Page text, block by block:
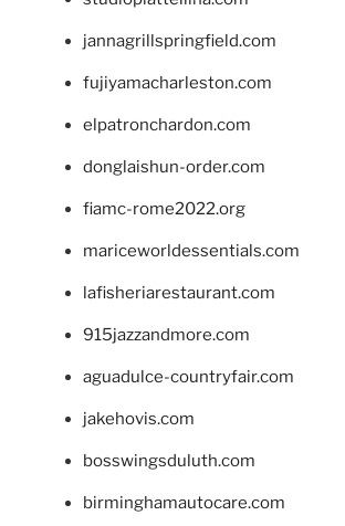
jannagrillspringfield.com
fujiyamacharleston.com
elpatronchardon.com
donglaishun-order.com
fiamc-rome2022.org
mariceworldessentials.com
lafisheriarestaurant.com
915jazzandmore.com
aguadulce-countryfair.com
jakehovis.com
bosswingsduluth.com
birminghamautocare.com